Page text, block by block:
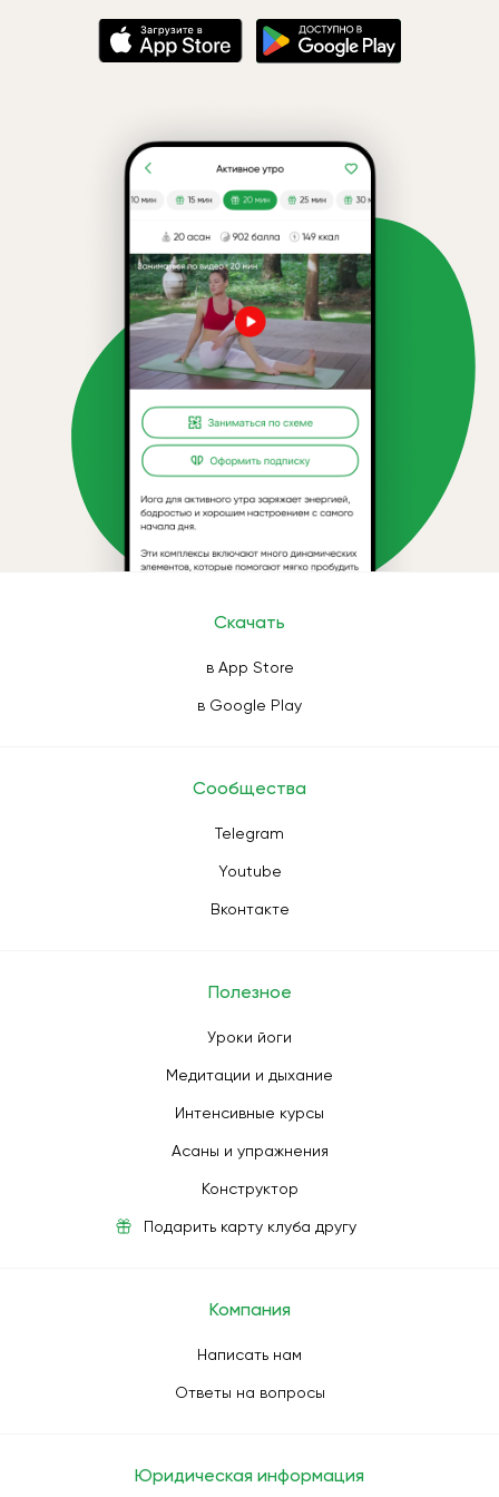
Скачать
в App Store
в Google Play
Сообщества
Telegram
Youtube
Вконтакте
Полезное
Уроки йоги
Медитации и дыхание
Интенсивные курсы
Асаны и упражнения
Конструктор
Подарить карту клуба другу
Компания
Написать нам
Ответы на вопросы
Юридическая информация